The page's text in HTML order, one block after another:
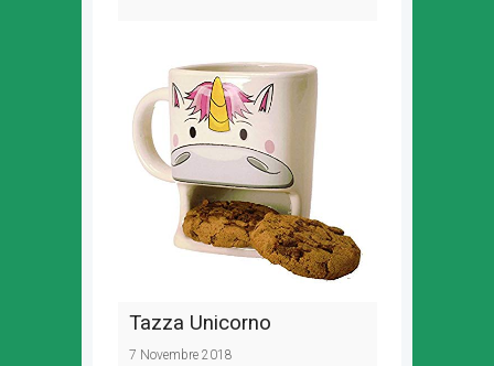
Tazza Unicorno
7 Novembre 2018